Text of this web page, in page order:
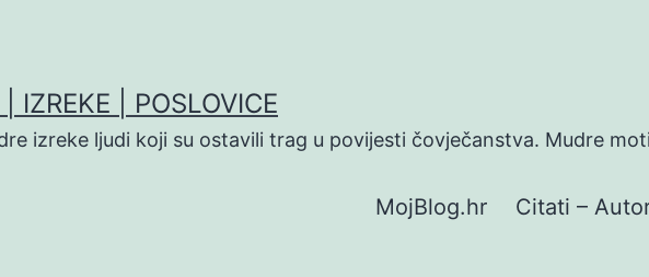
IZREKE | POSLOVICE
izreke ljudi koji su ostavili trag u povijesti čovječanstva. Mudre
MojBlog.hr Citati –